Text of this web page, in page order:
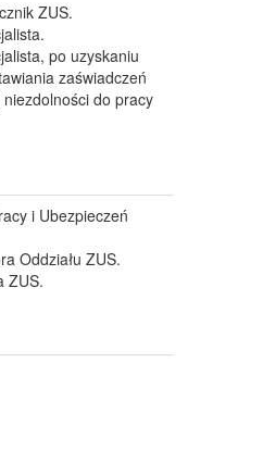
ZUS.
po uzyskaniu
zaświadczeń
do pracy
i Ubezpieczeń
Oddziału ZUS.
ZUS.